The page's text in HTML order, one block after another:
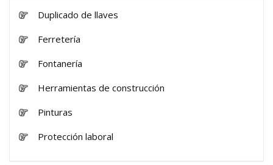
Duplicado de llaves
Ferretería
Fontanería
Herramientas de construcción
Pinturas
Protección laboral